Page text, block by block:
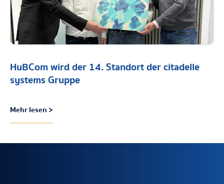
HuBCom wird der 14. Standort der citadelle
systems Gruppe
Mehr lesen >